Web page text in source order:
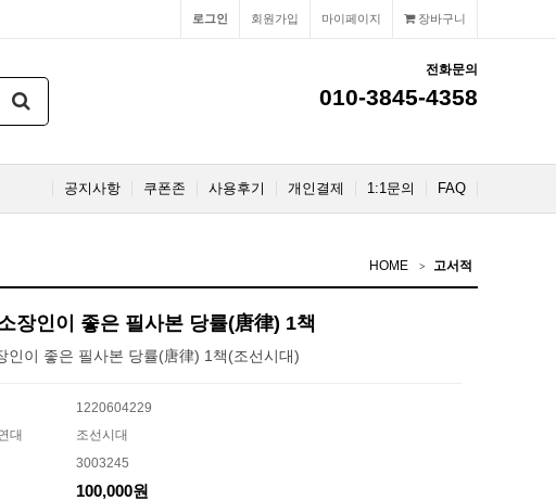
장바구니
마이페이지
회원가입
로그인
전화문의
010-3845-4358
FAQ
1:1문의
개인결제
사용후기
쿠폰존
공지사항
HOME 고서적
장인이 좋은 필사본 당률(唐律) 1책
인이 좋은 필사본 당률(唐律) 1책(조선시대)
1220604229
대
조선시대
3003245
100,000원